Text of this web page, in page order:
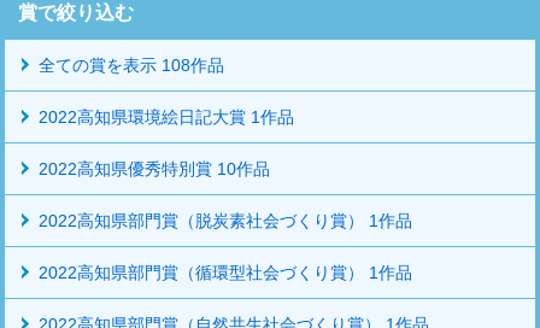
賞で絞り込む
全ての賞を表示 108作品
2022高知県環境絵日記大賞 1作品
2022高知県優秀特別賞 10作品
2022高知県部門賞（脱炭素社会づくり賞） 1作品
2022高知県部門賞（循環型社会づくり賞） 1作品
2022高知県部門賞（自然共生社会づくり賞） 1作品